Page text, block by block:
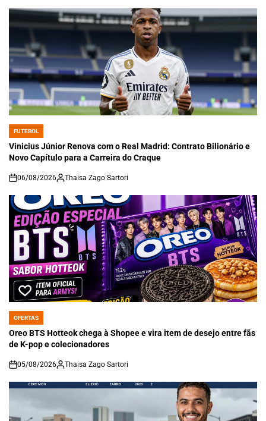
POSTED
IN
FUTEBOL
Vinicius Júnior Renova com o Real Madrid: Contrato Bilionário e
Novo Capítulo para a Carreira do Craque
on
06/08/2026 Thaisa Zago Sartori
POSTED
IN
OFERTAS
Oreo BTS Hotteok chega à Shopee e vira item de desejo entre fãs
de K-pop e colecionadores
on
05/08/2026 Thaisa Zago Sartori